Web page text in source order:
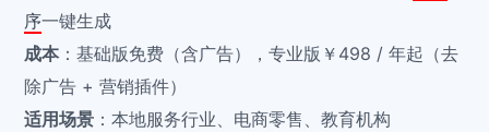
序一键生成
成本：基础版免费（含广告），专业版￥498 / 年起（去
除广告 + 营销插件）
适用场景 ：本地服务行业、电商零售、教育机构